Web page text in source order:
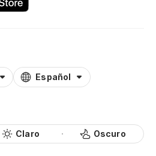
Español
Claro Oscuro